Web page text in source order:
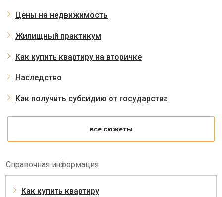
Цены на недвижимость
Жилищный практикум
Как купить квартиру на вторичке
Наследство
Как получить субсидию от государства
все сюжеты
Справочная информация
Как купить квартиру